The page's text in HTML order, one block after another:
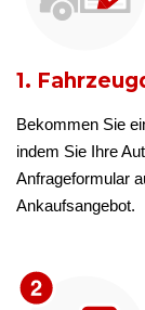
1.
Bekommen Sie
indem Sie Ihre
Anfrageformular
Ankaufsangebot.